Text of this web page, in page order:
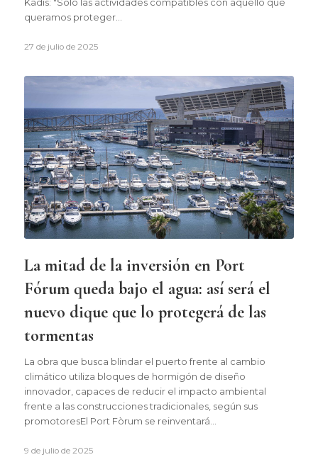
queramos proteger…
27 de julio de 2025
La mitad de la inversión en Port
Fórum queda bajo el agua: así será el
nuevo dique que lo protegerá de las
tormentas
La obra que busca blindar el puerto frente al cambio
climático utiliza bloques de hormigón de diseño
innovador, capaces de reducir el impacto ambiental
frente a las construcciones tradicionales, según sus
promotoresEl Port Fòrum se reinventará…
9 de julio de 2025